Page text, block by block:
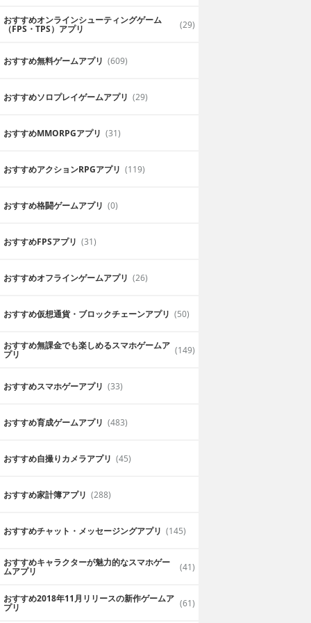
おすすめオンラインシューティングゲーム
（FPS・TPS）アプリ (29)
おすすめ無料ゲームアプリ (609)
おすすめソロプレイゲームアプリ (29)
おすすめ MMORPGアプリ (31)
おすすめアクションRPGアプリ (119)
おすすめ格闘ゲームアプリ (0)
おすすめFPSアプリ (31)
おすすめオフラインゲームアプリ (26)
おすすめ仮想通貨・ブロックチェーンアプリ (50)
おすすめ無課金でも楽しめるスマホゲームア
プリ (149)
おすすめスマホゲーアプリ (33)
おすすめ育成ゲームアプリ (483)
おすすめ自撮りカメラアプリ (45)
おすすめ家計簿アプリ (288)
おすすめチャット・メッセージングアプリ (145)
おすすめキャラクターが魅力的なスマホゲー
ムアプリ (41)
おすすめ2018年11月リリースの新作ゲームア
プリ (61)